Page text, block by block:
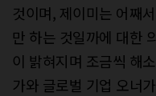
것이며, 제이미는 어째
만 하는 것일까에 대한
이 밝혀지며 조금씩 해
가와 글로벌 기업 오너